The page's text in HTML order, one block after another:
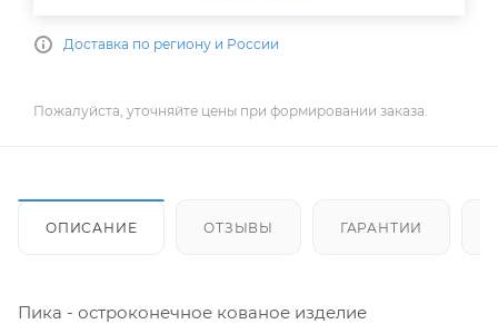
Доставка по региону и России
Пожалуйста, уточняйте цены при формировании заказа.
ОПИСАНИЕ ОТЗЫВЫ ГАРАНТИИ
Пика - остроконечное кованое изделие